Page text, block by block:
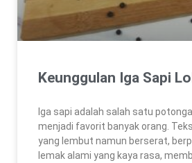
Keunggulan Iga Sapi
Iga sapi adalah salah satu
menjadi favorit banyak orang.
yang lembut namun berserat,
lemak alami yang kaya rasa,